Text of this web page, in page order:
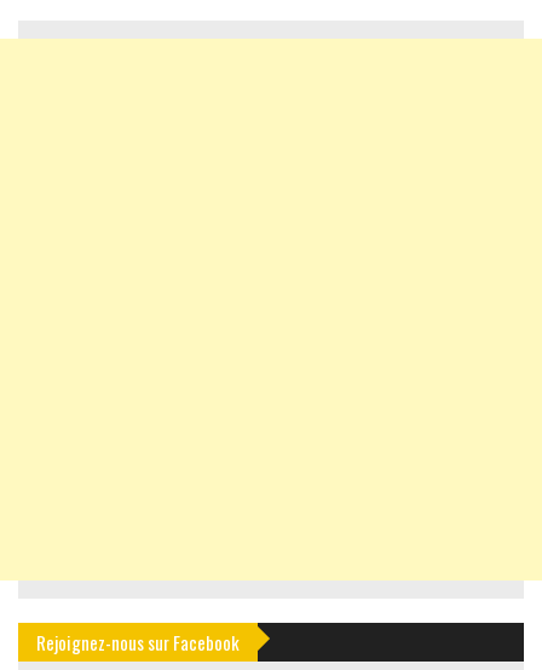
Rejoignez-nous sur Facebook